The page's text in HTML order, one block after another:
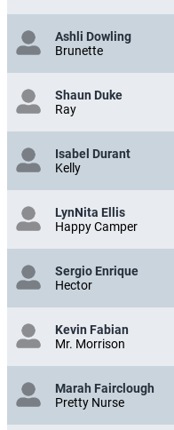
Ashli Dowling
Brunette
Shaun Duke
Ray
Isabel Durant
Kelly
LynNita Ellis
Happy Camper
Sergio Enrique
Hector
Kevin Fabian
Mr. Morrison
Marah Fairclough
Pretty Nurse